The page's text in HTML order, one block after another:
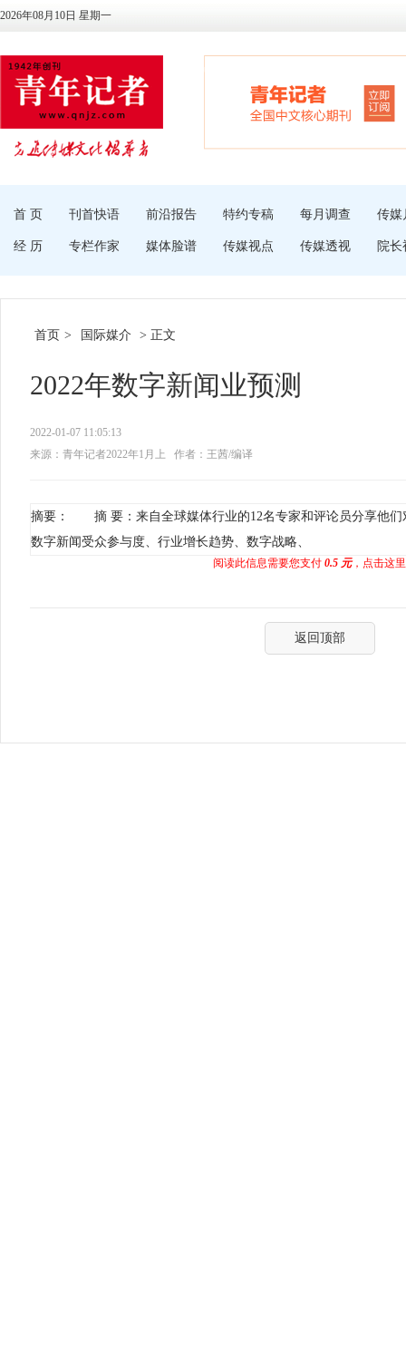
2026年08月10日 星期一
首 页 刊首快语 前沿报告 特约专稿 每月调查 传媒
经 历 专栏作家 媒体脸谱 传媒视点 传媒透视 院长
首页 > 国际媒介 > 正文
2022年数字新闻业预测
2022-01-07 11:05:13
来源：青年记者2022年1月上
作者：王茜/编译
摘要： 摘 要：来自全球媒体行业的12名专家和评论员分享他们
数字新闻受众参与度、行业增长趋势、数字战略、
阅读此信息需要您支付 0.5 元，点击这
返回顶部